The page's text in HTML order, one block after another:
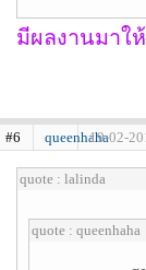
มีผลงานมาใ
#6 queenhaha19-02-
quote : lalinda
quote : queenhaha